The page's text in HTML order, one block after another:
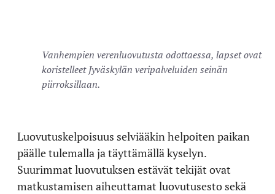
Vanhempien verenluovutusta odottaessa, lapset ovat
koristelleet Jyväskylän veripalveluiden seinän
piirroksillaan.
Luovutuskelpoisuus selviääkin helpoiten paikan
päälle tulemalla ja täyttämällä kyselyn.
Suurimmat luovutuksen estävät tekijät ovat
matkustamisen aiheuttamat luovutusesto sekä